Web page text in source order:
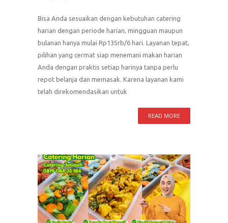
Bisa Anda sesuaikan dengan kebutuhan catering
harian dengan periode harian, mingguan maupun
bulanan hanya mulai Rp135rb/6 hari. Layanan tepat,
pilihan yang cermat siap menemani makan harian
Anda dengan praktis setiap harinya tanpa perlu
repot belanja dan memasak. Karena layanan kami
telah direkomendasikan untuk
READ MORE